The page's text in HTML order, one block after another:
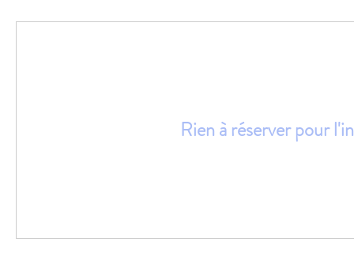
Rien à réserver pour